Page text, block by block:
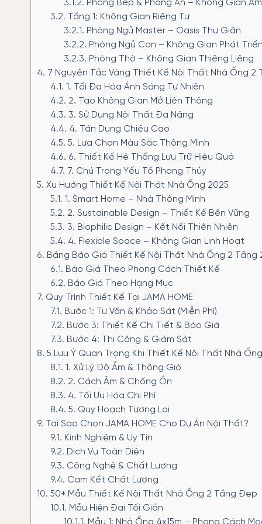
3.1.2. Phòng Bếp & Phòng Ăn – Không Gian
3.2. Tầng 1: Không Gian Riêng Tư
3.2.1. Phòng Ngủ Master – Oasis Thư Giãn
3.2.2. Phòng Ngủ Con – Không Gian Phát Triển
3.2.3. Phòng Thờ – Không Gian Thiêng Liêng
4. 7 Nguyên Tắc Vàng Thiết Kế Nội Thất Nhà Ống 2
4.1. 1. Tối Đa Hóa Ánh Sáng Tự Nhiên
4.2. 2. Tạo Không Gian Mở Liên Thông
4.3. 3. Sử Dụng Nội Thất Đa Năng
4.4. 4. Tận Dụng Chiều Cao
4.5. 5. Lựa Chọn Màu Sắc Thông Minh
4.6. 6. Thiết Kế Hệ Thống Lưu Trữ Hiệu Quả
4.7. 7. Chú Trọng Yếu Tố Phong Thủy
5. Xu Hướng Thiết Kế Nội Thát Nhà Ống 2025
5.1. 1. Smart Home – Nhà Thông Minh
5.2. 2. Sustainable Design – Thiết Kế Bền Vững
5.3. 3. Biophilic Design – Kết Nối Thiên Nhiên
5.4. 4. Flexible Space – Không Gian Linh Hoạt
6. Bảng Báo Giá Thiết Kế Nội Thất Nhà Ống 2 Tầng
6.1. Báo Giá Theo Phong Cách Thiết Kế
6.2. Báo Giá Theo Hạng Mục
7. Quy Trình Thiết Kế Tại JAMA HOME
7.1. Bước 1: Tư Vấn & Khảo Sát (Miễn Phí)
7.2. Bước 3: Thiết Kế Chi Tiết & Báo Giá
7.3. Bước 4: Thi Công & Giám Sát
8. 5 Lưu Ý Quan Trọng Khi Thiết Kế Nội Thất Nhà Ống
8.1. 1. Xử Lý Độ Ẩm & Thông Gió
8.2. 2. Cách Âm & Chống Ồn
8.3. 4. Tối Ưu Hóa Chi Phí
8.4. 5. Quy Hoạch Tương Lai
9. Tại Sao Chọn JAMA HOME Cho Dự Án Nội Thất?
9.1. Kinh Nghiệm & Uy Tín
9.2. Dịch Vụ Toàn Diện
9.3. Công Nghệ & Chất Lượng
9.4. Cam Kết Chất Lượng
10. 50+ Mẫu Thiết Kế Nội Thất Nhà Ống 2 Tầng Đẹp
10.1. Mẫu Hiện Đại Tối Giản
10.1.1. Mẫu 1: Nhà Ống 4x15m – Phong Cách